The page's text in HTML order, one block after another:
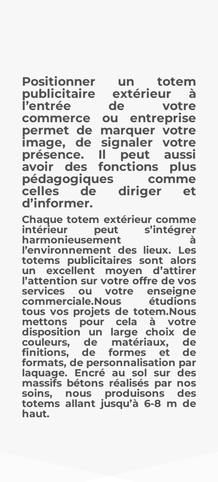
Positionner un totem
publicitaire extérieur à
l’entrée de votre
commerce ou entreprise
permet de marquer votre
image, de signaler votre
présence. Il peut aussi
avoir des fonctions plus
pédagogiques comme
celles de diriger et
d’informer.
Chaquetotem extérieur comme
intérieur peut s’intégrer
harmonieusement à
l’environnement des lieux. Les
totems publicitairessont alors
un excellent moyen d’attirer
l’attention sur votre offre de vos
services ou votre enseigne
commerciale.Nous étudions
tous vos projets de totem.Nous
mettons pour cela à votre
disposition un large choix de
couleurs, de matériaux, de
finitions, de formes et de
formats, de personnalisation par
laquage. Encré au sol sur des
massifs bétons réalisés par nos
soins, nous produisons des
totemsallant jusqu’à 6-8 m de
haut.